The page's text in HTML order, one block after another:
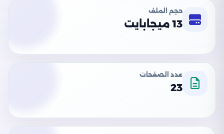
حجم الملف
13 ميجابايت
عدد الصفحات
23